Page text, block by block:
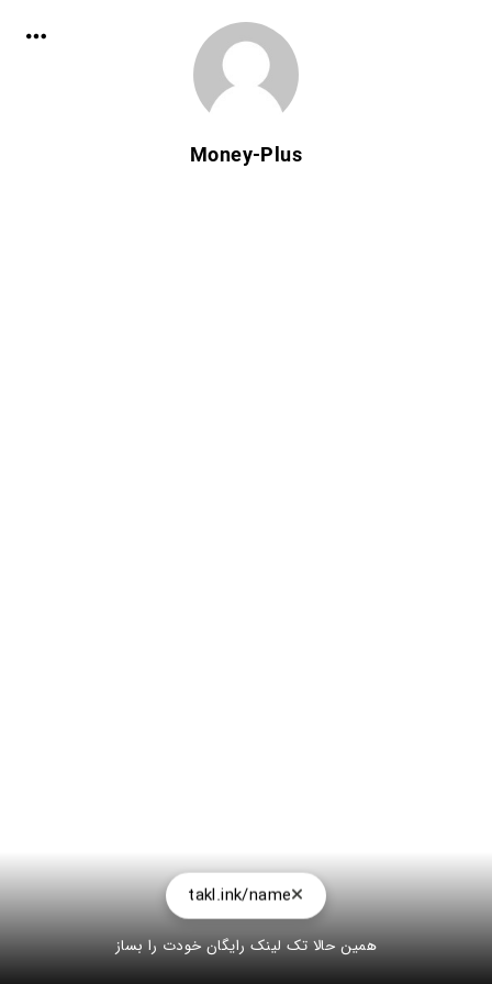
Money-Plus
takl.ink/name
همین حالا تک لینک رایگان خودت را بساز